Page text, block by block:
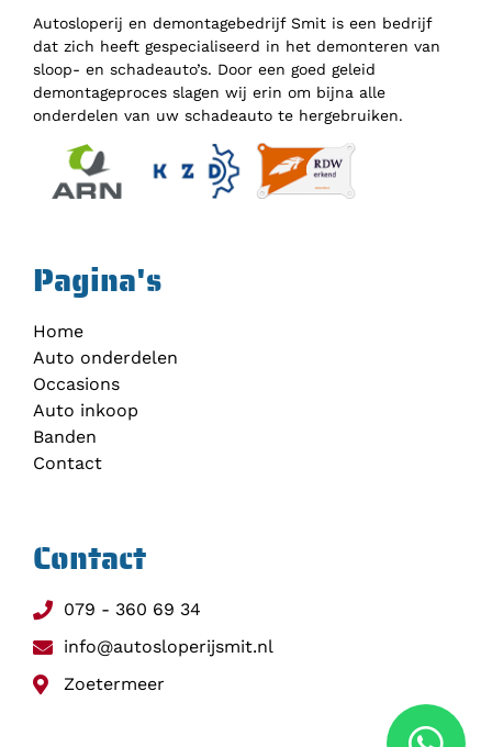
Autosloperij en demontagebedrijf Smit is een bedrijf
dat zich heeft gespecialiseerd in het demonteren van
sloop- en schadeauto’s. Door een goed geleid
demontageproces slagen wij erin om bijna alle
onderdelen van uw schadeauto te hergebruiken.
Pagina's
Home
Auto onderdelen
Occasions
Auto inkoop
Banden
Contact
Contact
079 - 360 69 34
info@autosloperijsmit.nl
Zoetermeer